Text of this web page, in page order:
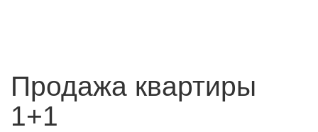
Продажа квартиры
1+1